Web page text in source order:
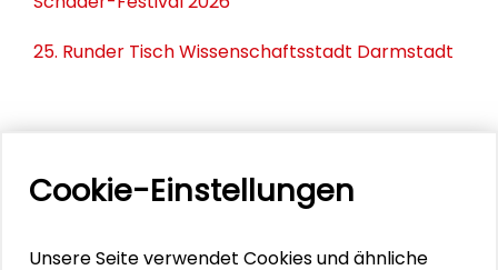
25. Runder Tisch Wissenschaftsstadt Darmstadt
Isabel Behr
Marischa Fast
Cookie-Einstellungen
Unsere Seite verwendet Cookies und ähnliche